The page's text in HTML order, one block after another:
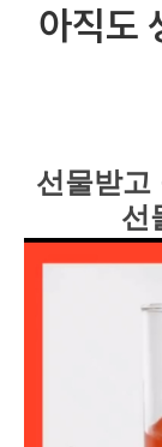
아직도
선물받고
선